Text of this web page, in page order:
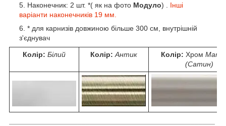
Наконечник: 2 шт. *( як на фото Модуло) . Інші
варіанти наконечників 19 мм.
* для карнизів довжиною більше 300 см, внутрішній
з'єднувач
Колір: Білий Колір: Антик Колір: Хром
(Сатин)